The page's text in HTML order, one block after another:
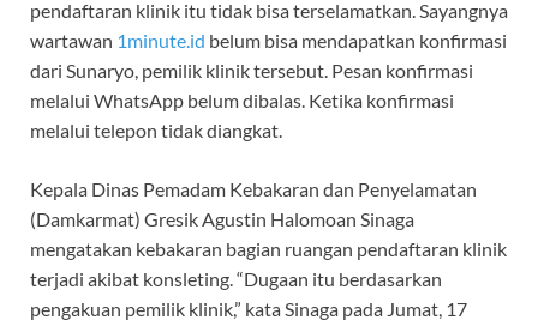
pendaftaran klinik itu tidak bisa terselamatkan. Sayangnya
wartawan 1minute.id belum bisa mendapatkan konfirmasi
dari Sunaryo, pemilik klinik tersebut. Pesan konfirmasi
melalui WhatsApp belum dibalas. Ketika konfirmasi
melalui telepon tidak diangkat.
Kepala Dinas Pemadam Kebakaran dan Penyelamatan
(Damkarmat) Gresik Agustin Halomoan Sinaga
mengatakan kebakaran bagian ruangan pendaftaran klinik
terjadi akibat konsleting. “Dugaan itu berdasarkan
pengakuan pemilik klinik,” kata Sinaga pada Jumat, 17